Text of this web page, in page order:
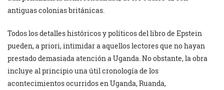
antiguas colonias británicas.
Todos los detalles históricos y políticos del libro de Epstein
pueden, a priori, intimidar a aquellos lectores que no hayan
prestado demasiada atención a Uganda. No obstante, la obra
incluye al principio una útil cronología de los
acontecimientos ocurridos en Uganda, Ruanda,